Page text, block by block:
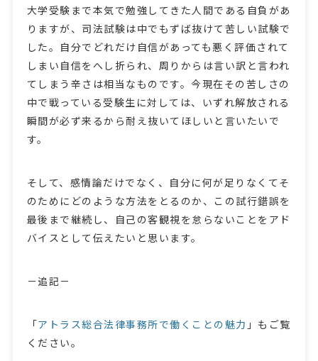
大学受験まで本気で勉強してきた人間である自負があ
りますが、司法試験は中でもずば抜けて苦しい試験で
した。自分でどれだけ自信があっても悪く評価されて
しまい自信をへし折られ、周りからは言い訳と言われ
てしまう辛さは相当なものです。今現在その苦しさの
中で戦っている受験生に対しては、いずれ解放される
瞬間が必ず来るから耐え抜いてほしいと言いたいで
す。
そして、感情論だけでなく、自分に何が足りなくてそ
のためにどのような方法をとるのか、この試行錯誤を
最後まで継続し、自己の客観視を怠らないことをアド
バイスとして伝えたいと思います。
－追記－
「アトラス総合法律事務所で働くことの魅力 」もご覧
ください。